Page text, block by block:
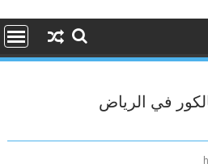
في الرياض